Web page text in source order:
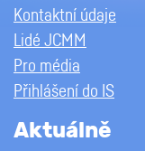
Kontaktní údaje
Lidé JCMM
Pro média
Přihlášení do IS
Aktuálně